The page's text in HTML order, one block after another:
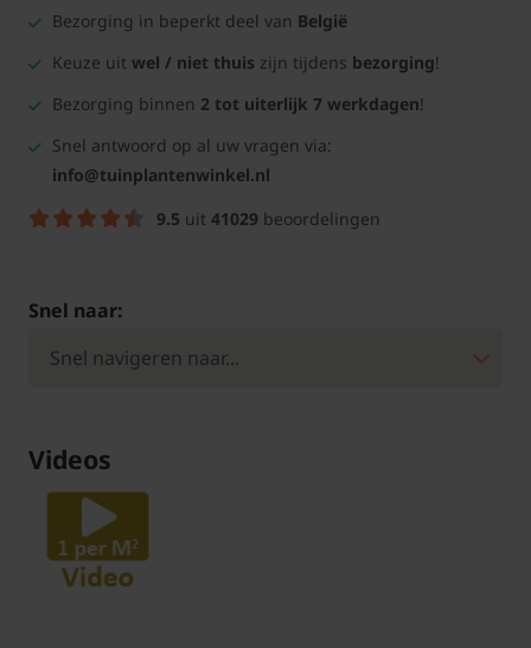
Bezorging in beperkt deel van België
Keuze uit wel / niet thuis zijn tijdens bezorging!
Bezorging binnen 2 tot uiterlijk 7 werkdagen!
Snel antwoord op al uw vragen via:
info@tuinplantenwinkel.nl
9.5 uit 41029 beoordelingen
Snel naar:
Videos